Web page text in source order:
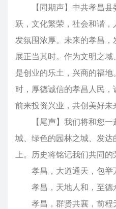
【同期声】中共孝昌县
跃，文化繁荣，社会和谐
发氛围浓厚。未来的孝昌
展正当其时。作为文明之
是创业的乐土，兴商的福
时，厚德诚信的孝昌人民，
前来投资兴业，共创美好未
【尾声】我们将和您一
城、绿色的园林之城、发
上。历史将铭记我们共同的
孝昌，大道通天，包举
孝昌，天地人和，至德
孝昌，群贤共襄，前程